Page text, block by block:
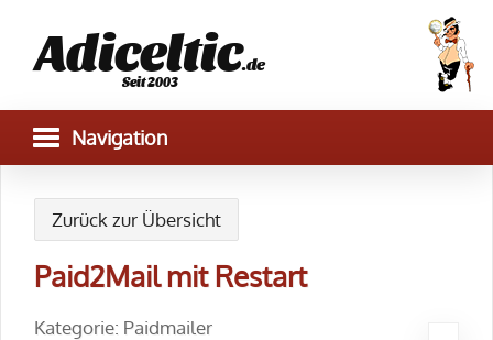
Adiceltic.de
Seit 2003
Zurück zur Übersicht
Paid2Mail mit Restart
Kategorie: Paidmailer